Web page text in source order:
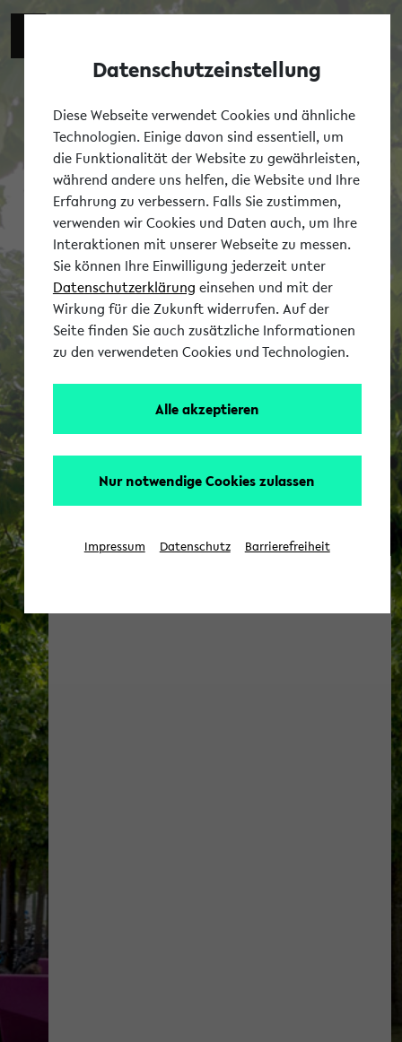
Datenschutzeinstellung
Diese Webseite verwendet Cookies und ähnliche
Technologien. Einige davon sind essentiell, um
die Funktionalität der Website zu gewährleisten,
während andere uns helfen, die Website und Ihre
Erfahrung zu verbessern. Falls Sie zustimmen,
verwenden wir Cookies und Daten auch, um Ihre
Interaktionen mit unserer Webseite zu messen.
Sie können Ihre Einwilligung jederzeit unter
Datenschutzerklärung einsehen und mit der
Wirkung für die Zukunft widerrufen. Auf der
Seite finden Sie auch zusätzliche Informationen
zu den verwendeten Cookies und Technologien.
Alle akzeptieren
Nur notwendige Cookies zulassen
Impressum Datenschutz Barrierefreiheit